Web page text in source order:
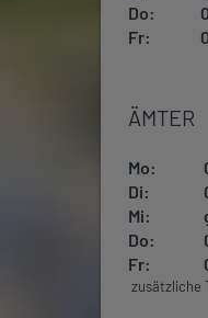
Do:
Fr:
ÄMTER
Mo:
Di:
Mi:
Do:
Fr:
zusätzliche